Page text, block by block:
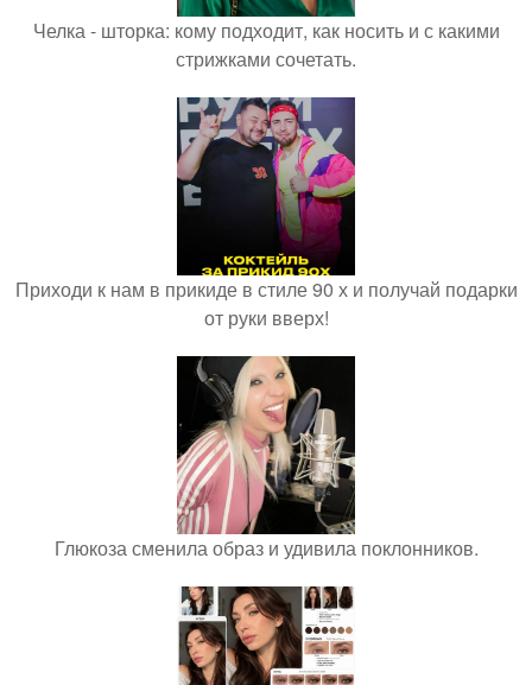
Челка - шторка: кому подходит, как носить и с какими
стрижками сочетать.
Приходи к нам в прикиде в стиле 90 х и получай подарки
от руки вверх!
Глюкоза сменила образ и удивила поклонников.